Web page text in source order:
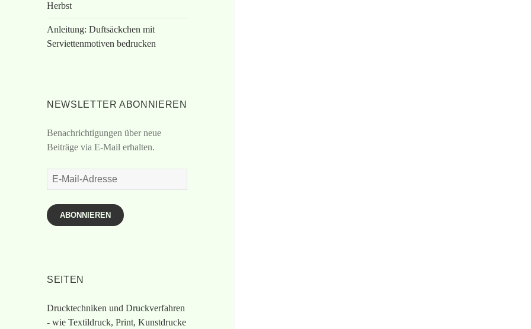
Herbst
Anleitung: Duftsäckchen mit
Serviettenmotiven bedrucken
NEWSLETTER ABONNIEREN
Benachrichtigungen über neue
Beiträge via E-Mail erhalten.
E-
Mail-
Adresse
ABONNIEREN
SEITEN
Drucktechniken und Druckverfahren
- wie Textildruck, Print, Kunstdrucke